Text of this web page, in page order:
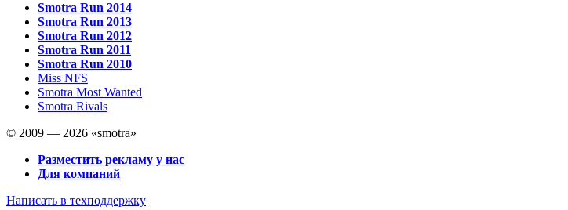
Smotra Run 2014
Smotra Run 2013
Smotra Run 2012
Smotra Run 2011
Smotra Run 2010
Miss NFS
Smotra Most Wanted
Smotra Rivals
© 2009 — 2026 «smotra»
Разместить рекламу у нас
Для компаний
Написать в техподдержку